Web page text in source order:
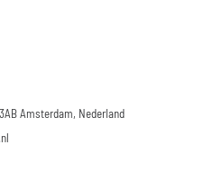
Amsterdam, Nederland